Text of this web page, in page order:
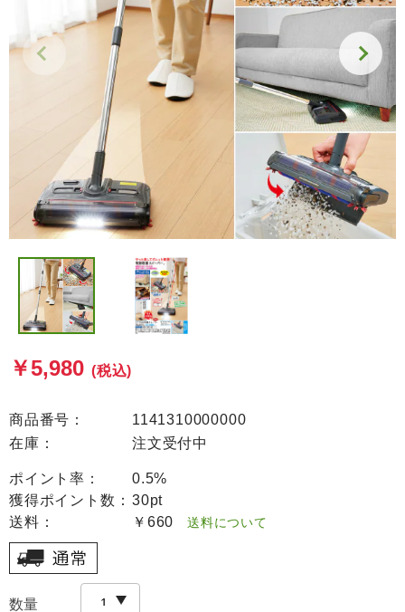
￥5,980 (税込)
商品番号：
1141310000000
在庫：
注文受付中
ポイント率：
0.5%
獲得ポイント数： 30pt
送料：
￥660 送料について
数量